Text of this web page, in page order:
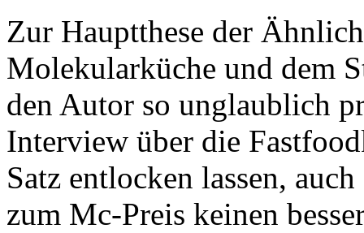
Zur Hauptthese der
Molekularküche und dem
den Autor so unglaublich
Interview über die
Satz entlocken lassen,
zum Mc-Preis keinen